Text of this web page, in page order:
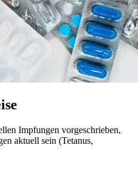
Impfungen vorgeschrieben,
aktuell sein (Tetanus,